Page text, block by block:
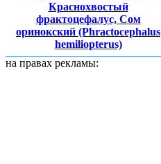
Краснохвостый
фрактоцефалус, Сом
оринокский (Phractocephalus
hemiliopterus)
на правах рекламы: